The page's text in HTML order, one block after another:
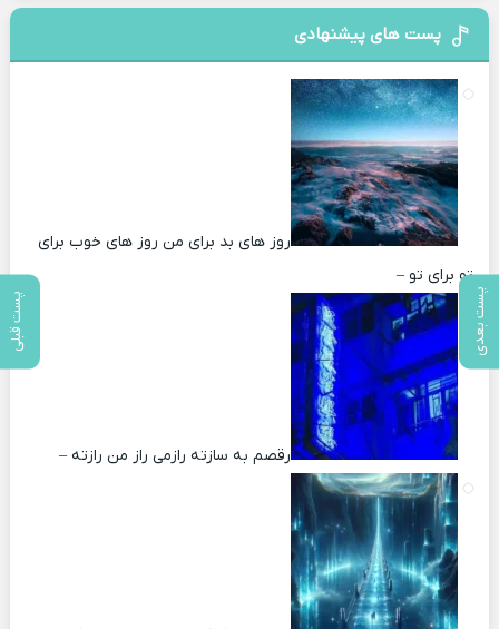
پست بعدی پست قبلی
پست های پیشنهادی
روز های بد برای من روز های خوب برای
تو برای تو –
رقصم به سازته رازمی راز من رازته –